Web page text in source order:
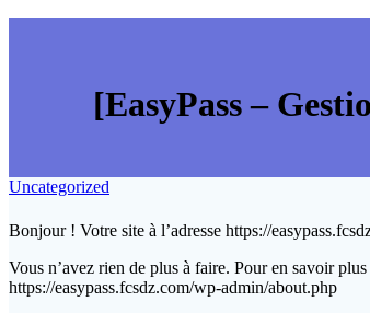
[EasyPass –
Uncategorized
Bonjour ! Votre site à l’adresse https://
Vous n’avez rien de plus à faire. Pour en savoir
https://easypass.fcsdz.com/wp-admin/about.php